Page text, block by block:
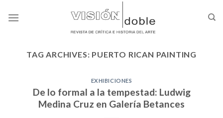
TAG ARCHIVES: PUERTO RICAN PAINTING
EXHIBICIONES
De lo formal a la tempestad: Ludwig
Medina Cruz en Galería Betances